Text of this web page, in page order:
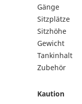
Gänge
Sitzplätze
Sitzhöhe
Gewicht
Tankinhalt
Zubehör
Kaution